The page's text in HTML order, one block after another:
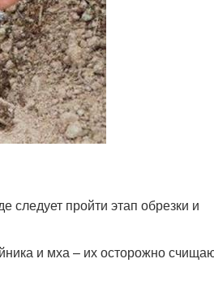
следует пройти этап обрезки и
и мха – их осторожно